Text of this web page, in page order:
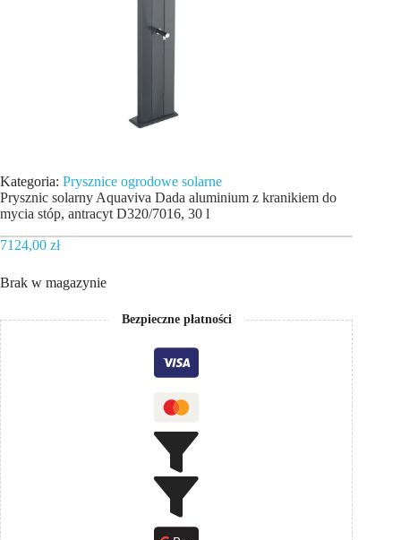
Kategoria: Prysznice ogrodowe solarne
Prysznic solarny Aquaviva Dada aluminium z kranikiem do
mycia stóp, antracyt D320/7016, 30 l
7124,00 zł
Brak w magazynie
Bezpieczne płatności